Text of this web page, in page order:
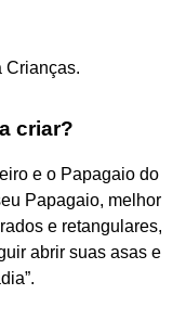
Crianças.
criar?
e o Papagaio do
Papagaio, melhor
e retangulares,
abrir suas asas e